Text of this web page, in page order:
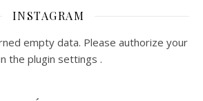
INSTAGRAM
empty data. Please authorize your
the plugin settings .